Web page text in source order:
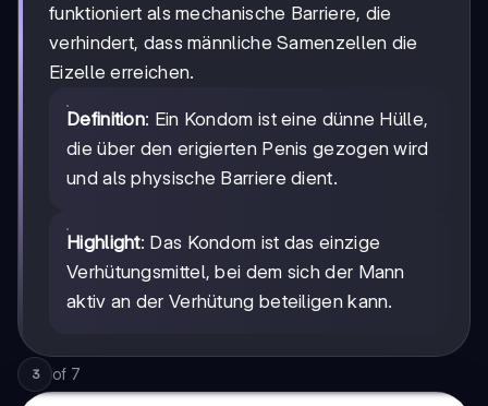
funktioniert als mechanische Barriere, die
verhindert, dass männliche Samenzellen die
Eizelle erreichen.
Definition: Ein Kondom ist eine dünne Hülle,
die über den erigierten Penis gezogen wird
und als physische Barriere dient.
Highlight: Das Kondom ist das einzige
Verhütungsmittel, bei dem sich der Mann
aktiv an der Verhütung beteiligen kann.
3 of 7